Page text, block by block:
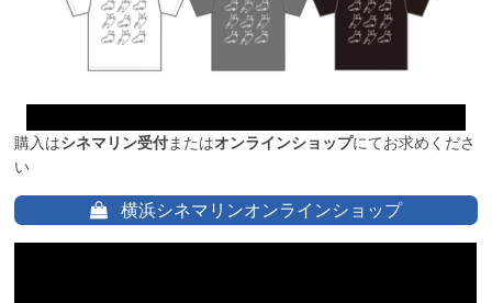
購入はシネマリン受付またはオンラインショップにてお求めくださ
い
横浜シネマリンオンラインショップ